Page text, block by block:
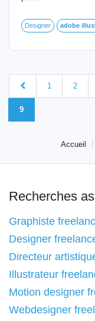
Designer adobe
1 2
9
Accueil
Recherches
Graphiste
Designer
Directeur
Illustrateur
Motion designer
Webdesigner